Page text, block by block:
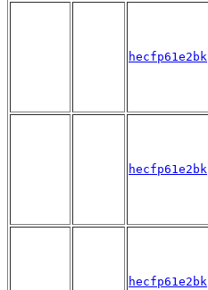
hecfp61e2bk
hecfp61e2bk
hecfp61e2bk